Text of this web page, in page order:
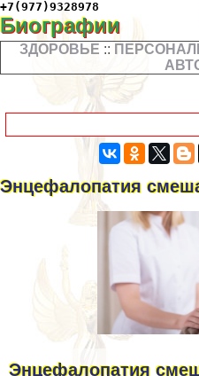
+7(977)9328978
Биографии
ЗДОРОВЬЕ ::
Энцефалопатия
Энцефалопатия